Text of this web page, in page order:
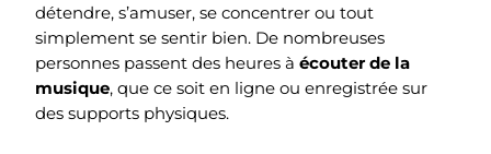
détendre, s’amuser, se concentrer ou tout
simplement se sentir bien. De nombreuses
personnes passent des heures àécouter de la
musique, que ce soit en ligne ou enregistrée sur
des supports physiques.